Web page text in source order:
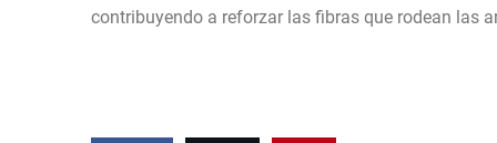
contribuyendo a reforzar las fibras que rodean las